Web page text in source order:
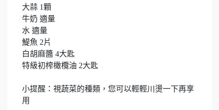
大蒜 1顆
牛奶 適量
水 適量
鯷魚 2片
白胡麻醬 4大匙
特級初榨橄欖油 2大匙
小提醒：視蔬菜的種類，您可以輕輕川燙一下再享
用